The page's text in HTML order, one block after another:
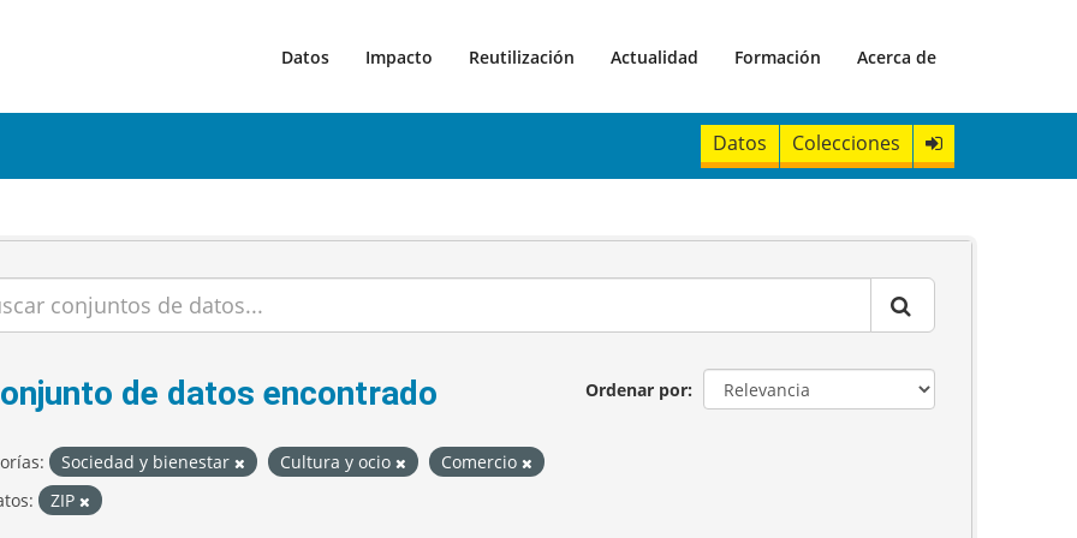
Datos Impacto Reutilización Actualidad Formación Acerca de
Datos Colecciones
Ordenar por
de datos encontrado
Sociedad y bienestar Cultura y ocio
Comercio
ZIP